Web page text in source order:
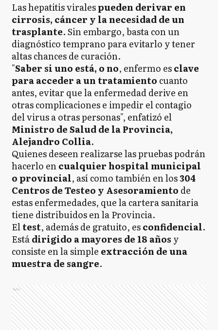
Las hepatitis viralespueden derivar en
cirrosis, cáncer y la necesidad de un
trasplante. Sin embargo, basta con un
diagnóstico temprano para evitarlo y tener
altas chances de curación.
"Saber si uno está, o no, enfermo esclave
para acceder a un tratamiento cuanto
antes, evitar que la enfermedad derive en
otras complicaciones e impedir el contagio
del virus a otras personas", enfatizó el
Ministro de Salud de la Provincia,
Alejandro Collia.
Quienes deseen realizarse las pruebas podrán
hacerlo encualquier hospital municipal
o provincial, así como también en los304
Centros de Testeo y Asesoramiento de
estas enfermedades, que la cartera sanitaria
tiene distribuidos en la Provincia.
Eltest, además de gratuito, esconfidencial.
Estádirigido a mayores de 18 años y
consiste en la simple extracción de una
muestra de sangre.
Ads